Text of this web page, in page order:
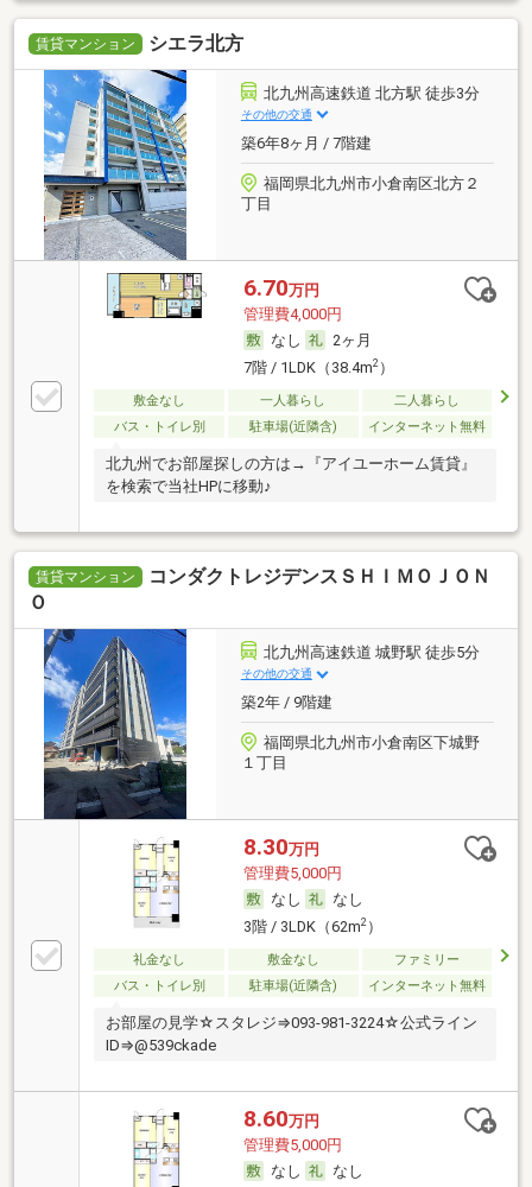
賃貸マンション シエラ北方
北九州高速鉄道 北方駅 徒歩3分
その他の交通
築6年8ヶ月 / 7階建
福岡県北九州市小倉南区北方２
丁目
6.70万円
管理費4,000円
なし
2ヶ月
7階 / 1LDK（38.4m2）
敷金なし 一人暮らし
二人暮らし
バス・トイレ別
駐車場(近隣含) インターネット無料
北九州でお部屋探しの方は→『アイユーホーム賃貸』
を検索で当社HPに移動♪
賃貸マンション
コンダクトレジデンスＳＨＩＭＯＪＯＮ
Ｏ
北九州高速鉄道 城野駅 徒歩5分
その他の交通
築2年 / 9階建
福岡県北九州市小倉南区下城野
１丁目
8.30万円
管理費5,000円
なし
なし
3階 / 3LDK（62m2）
礼金なし 敷金なし
ファミリー
バス・トイレ別
駐車場(近隣含) インターネット無料
お部屋の見学☆スタレジ⇒093-981-3224☆公式ライン
ID⇒@539ckade
8.60万円
管理費5,000円
なし
なし